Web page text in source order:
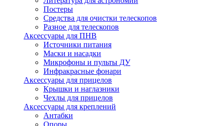
Постеры
Средства для очистки телескопов
Разное для телескопов
Аксессуары для ПНВ
Источники питания
Маски и насадки
Микрофоны и пульты ДУ
Инфракрасные фонари
Аксессуары для прицелов
Крышки и наглазники
Чехлы для прицелов
Аксессуары для креплений
Антабки
Опоры